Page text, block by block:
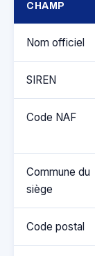
CHAMP
Nom officiel
SIREN
Code NAF
Commune du
siège
Code postal